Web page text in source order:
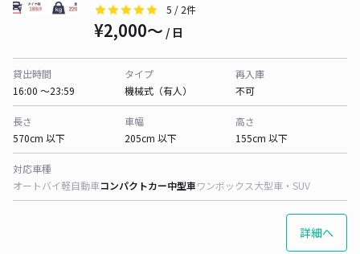
5 / 2件
¥2,000〜 / 日
貸出時間
16:00 〜23:59
タイプ
機械式（有人）
再入庫
不可
長さ
570cm 以下
車幅
205cm 以下
高さ
155cm 以下
対応車種
オートバイ軽自動車コンパクトカー中型車ワンボックス大型車・SUV
詳細へ